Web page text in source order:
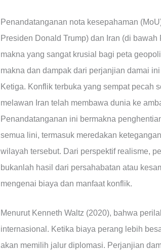
Penandatanganan nota kesepahaman
Presiden Donald Trump) dan Iran (di
makna yang sangat krusial bagi peta
makna dan dampak dari perjanjian damai
Ketiga. Konflik terbuka yang sempat pecah
melawan Iran telah membawa dunia ke
Penandatanganan ini bermakna
semua lini, termasuk meredakan
wilayah tersebut. Dari perspektif realisme,
bukanlah hasil dari persahabatan atau
mengenai biaya dan manfaat konflik.
Menurut Kenneth Waltz (2020), bahwa
internasional. Ketika biaya perang lebih
akan memilih jalur diplomasi. Perjanjian